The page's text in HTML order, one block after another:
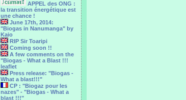
APPEL des ONG :
la transition énergétique est
une chance !
June 17th, 2014:
"Biogas in Nanumanga" by
Kaio
RIP Sir Toaripi
Coming soon !!
A few comments on the
"Biogas - What a Blast !!!
leaflet
Press release: "Biogas -
What a blast!!!"
CP : "Biogaz pour les
nazes" - "Biogas - What a
blast !!!"